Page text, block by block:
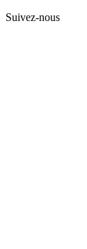
Suivez-nous